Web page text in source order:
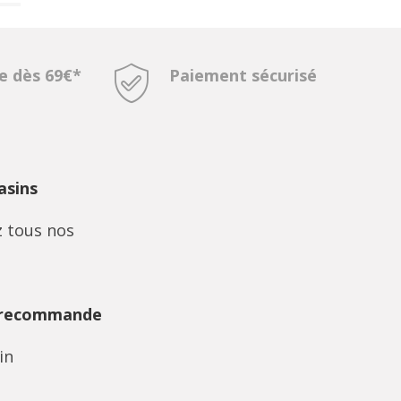
dès 69€* Paiement sécurisé
tous nos